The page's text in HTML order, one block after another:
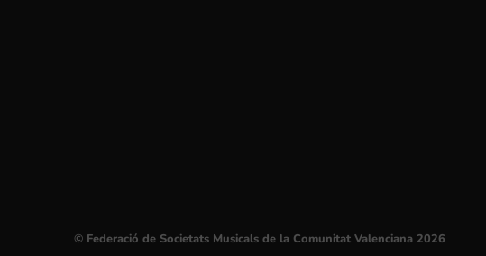
© Federació de Societats Musicals de la Comunitat Valenciana 2026